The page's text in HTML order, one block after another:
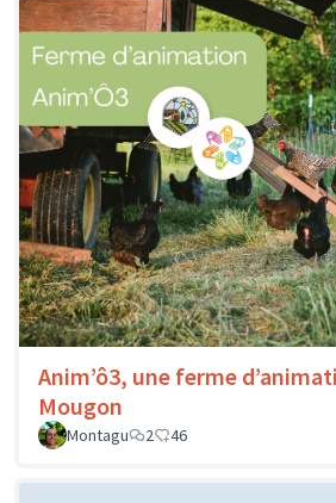
Anim’ô3, une ferme
Mougon
Montagu
2 46